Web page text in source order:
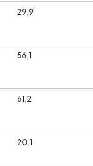
29,9
56,1
61,2
20,1